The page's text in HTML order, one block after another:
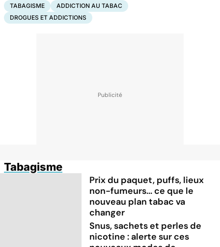
TABAGISME
ADDICTION AU TABAC
DROGUES ET ADDICTIONS
Tabagisme
Prix du paquet, puffs, lieux
non-fumeurs... ce que le
nouveau plan tabac va
changer
Snus, sachets et perles de
nicotine : alerte sur ces